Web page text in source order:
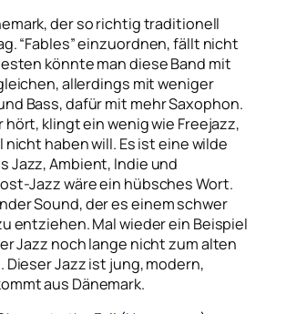
der so richtig traditionell
“Fables” einzuordnen, fällt nicht
könnte man diese Band mit
allerdings mit weniger
Bass, dafür mit mehr Saxophon.
hört, klingt ein wenig wie Freejazz,
nicht haben will. Es ist eine wilde
Jazz, Ambient, Indie und
Jazz wäre ein hübsches Wort.
Sound, der es einem schwer
entziehen. Mal wieder ein Beispiel
Jazz noch lange nicht zum alten
Dieser Jazz ist jung, modern,
aus Dänemark.